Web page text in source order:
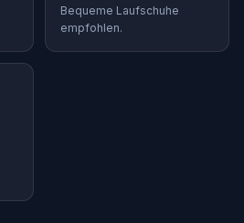
Bequeme Laufschuhe
empfohlen.